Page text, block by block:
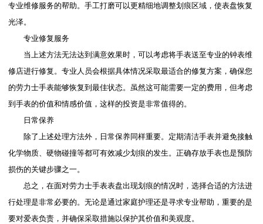
专业维修服务的帮助。手工打磨可以更精细地调整划痕区域，使表盘恢复
光泽。
专业修复服务
当上述方法无法达到满意效果时，可以考虑将手表送至专业的钟表维
修店进行修复。专业人员会根据具体情况采取最适合的修复方案，确保您
的劳力士手表能够恢复到最佳状态。虽然这可能需要一定的费用，但考虑
到手表的价值和情感价值，这样的投资是非常值得的。
日常保养
除了上述处理方法外，日常保养同样重要。定期清洁手表并避免接触
化学物质、硬物碰撞等都可有效减少划痕的发生。正确存放手表也是预防
损伤的关键步骤之一。
总之，在面对劳力士手表表盘出现划痕的情况时，选择合适的方法进
行处理是非常必要的。无论是通过家庭护理还是寻求专业帮助，重要的是
要对爱表负责，并确保采取措施以保护其价值和美观度。